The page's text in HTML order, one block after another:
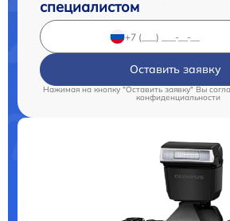
специалистом
Оставить заявку
Нажимая на кнопку "Оставить заявку" Вы
конфиденциальности